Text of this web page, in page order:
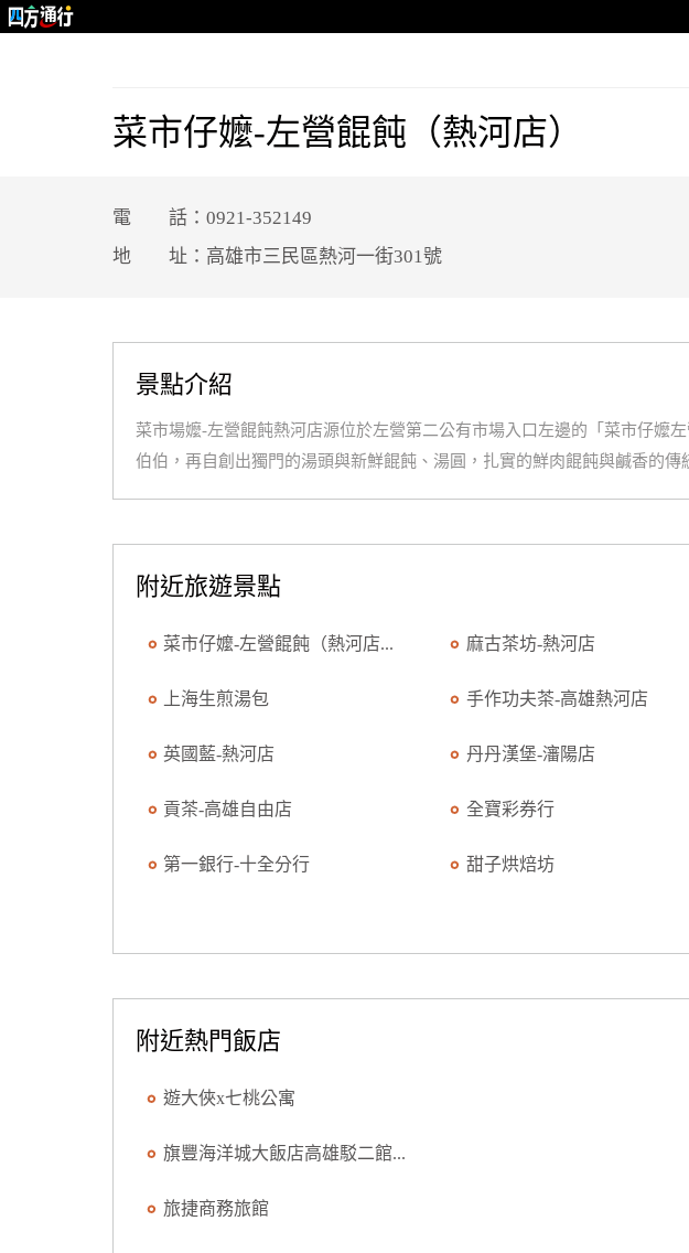
菜市仔嬤-左營餛飩（熱河店）
電 話：0921-352149
地 址：高雄市三民區熱河一街301號
景點介紹
菜市場嬤-左營餛飩熱河店源位於左營第二公有市場入口左邊的「菜市仔嬤
伯伯，再自創出獨門的湯頭與新鮮餛飩、湯圓，扎實的鮮肉餛飩與鹹香的
附近旅遊景點
菜市仔嬤-左營餛飩（熱河店... 麻古茶坊-熱河店
上海生煎湯包 手作功夫茶-高雄熱河店
英國藍-熱河店 丹丹漢堡-瀋陽店
貢茶-高雄自由店 全寶彩券行
第一銀行-十全分行 甜子烘焙坊
附近熱門飯店
遊大俠x七桃公寓
旗豐海洋城大飯店高雄駁二館...
旅捷商務旅館